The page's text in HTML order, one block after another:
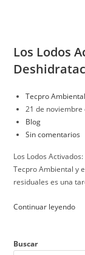
Los Lodos
Tecpro Ambiental
21 de noviembre
Blog
Sin comentarios
Los Lodos
Tecpro Ambiental y
residuales es una
Continuar leyendo
Buscar